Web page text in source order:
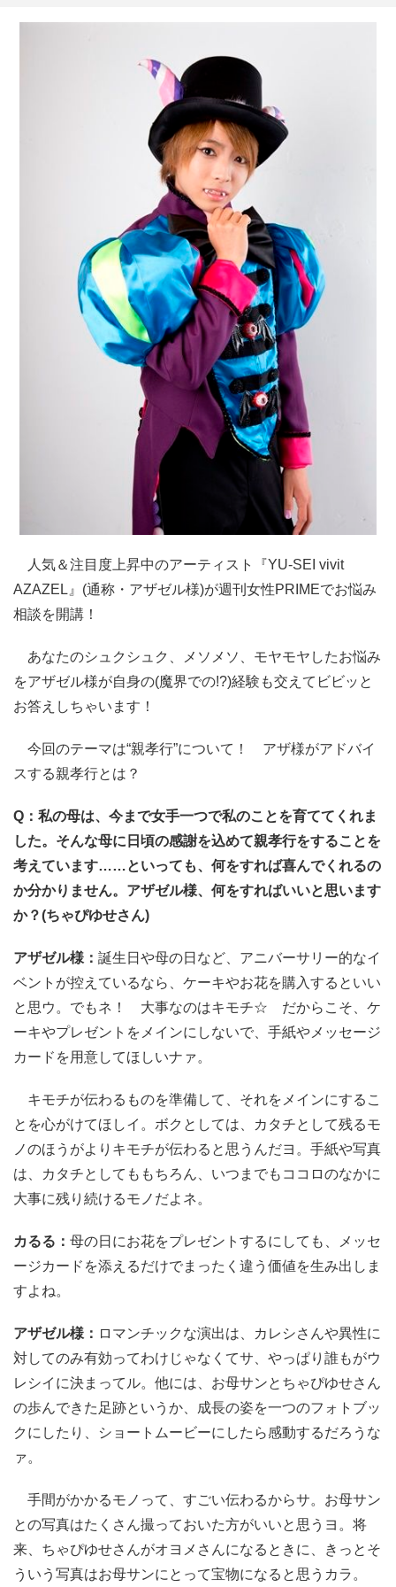
人気＆注目度上昇中のアーティスト『YU-SEI vivit
AZAZEL』(通称・アザゼル様)が週刊女性PRIMEでお悩み
相談を開講！
あなたのシュクシュク、メソメソ、モヤモヤしたお悩み
をアザゼル様が自身の(魔界での!?)経験も交えてビビッと
お答えしちゃいます！
今回のテーマは“親孝行”について！ アザ様がアドバイ
スする親孝行とは？
Q：私の母は、今まで女手一つで私のことを育ててくれま
した。そんな母に日頃の感謝を込めて親孝行をすることを
考えています……といっても、何をすれば喜んでくれるの
か分かりません。アザゼル様、何をすればいいと思います
か？(ちゃぴゆせさん)
アザゼル様： 誕生日や母の日など、アニバーサリー的なイ
ベントが控えているなら、ケーキやお花を購入するといい
と思ウ。でもネ！ 大事なのはキモチ☆ だからこそ、ケ
ーキやプレゼントをメインにしないで、手紙やメッセージ
カードを用意してほしいナァ。
キモチが伝わるものを準備して、それをメインにするこ
とを心がけてほしイ。ボクとしては、カタチとして残るモ
ノのほうがよりキモチが伝わると思うんだヨ。手紙や写真
は、カタチとしてももちろん、いつまでもココロのなかに
大事に残り続けるモノだよネ。
カるる： 母の日にお花をプレゼントするにしても、メッセ
ージカードを添えるだけでまったく違う価値を生み出しま
すよね。
アザゼル様： ロマンチックな演出は、カレシさんや異性に
対してのみ有効ってわけじゃなくてサ、やっぱり誰もがウ
レシイに決まってル。他には、お母サンとちゃぴゆせさん
の歩んできた足跡というか、成長の姿を一つのフォトブッ
クにしたり、ショートムービーにしたら感動するだろうな
ァ。
手間がかかるモノって、すごい伝わるからサ。お母サン
との写真はたくさん撮っておいた方がいいと思うヨ。将
来、ちゃぴゆせさんがオヨメさんになるときに、きっとそ
ういう写真はお母サンにとって宝物になると思うカラ。